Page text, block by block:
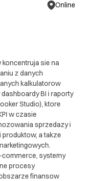
Online
sie na
z danych
kalkulatorow
BI i raporty
Studio), ktore
w czasie
sprzedazy i
a takze
commerce, systemy
procesy
finansow